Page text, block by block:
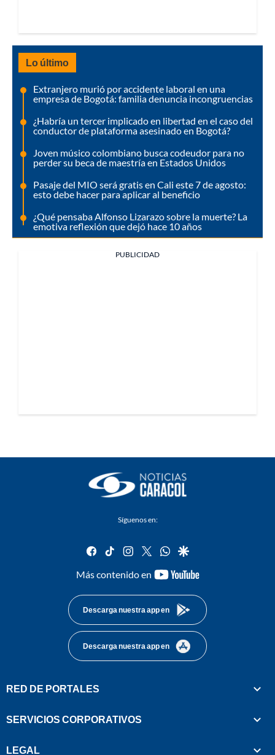
Lo último
Extranjero murió por accidente laboral en una
empresa de Bogotá: familia denuncia incongruencias
¿Habría un tercer implicado en libertad en el caso del
conductor de plataforma asesinado en Bogotá?
Joven músico colombiano busca codeudor para no
perder su beca de maestría en Estados Unidos
Pasaje del MIO será gratis en Cali este 7 de agosto:
esto debe hacer para aplicar al beneficio
¿Qué pensaba Alfonso Lizarazo sobre la muerte? La
emotiva reflexión que dejó hace 10 años
PUBLICIDAD
Síguenos en:
facebook
tiktok instagram
twitterwhatsapp
google
Más contenido en
youtube-
Descarga nuestra app en
Descarga nuestra app en
RED DE PORTALES
SERVICIOS CORPORATIVOS
LEGAL